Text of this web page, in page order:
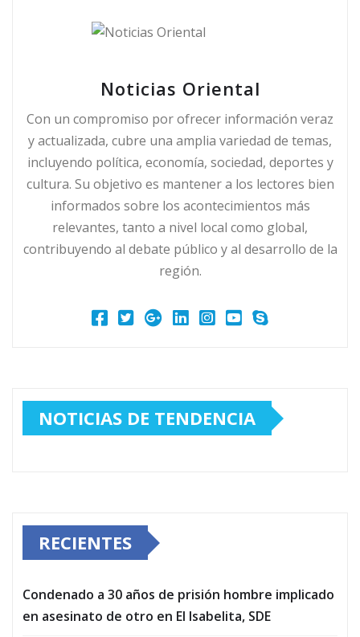
Noticias Oriental
Con un compromiso por ofrecer información veraz
y actualizada, cubre una amplia variedad de temas,
incluyendo política, economía, sociedad, deportes y
cultura. Su objetivo es mantener a los lectores bien
informados sobre los acontecimientos más
relevantes, tanto a nivel local como global,
contribuyendo al debate público y al desarrollo de la
región.
NOTICIAS DE TENDENCIA
RECIENTES
Condenado a 30 años de prisión hombre implicado
en asesinato de otro en El Isabelita, SDE